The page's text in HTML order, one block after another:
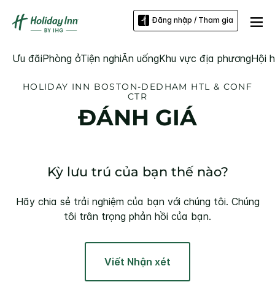
Đăng nhập / Tham gia
Ưu đãiPhòng ởTiện nghiĂn uốngKhu vực địa phươngHội
HOLIDAY INN BOSTON-DEDHAM HTL & CONF
CTR
ĐÁNH GIÁ
Kỳ lưu trú của bạn thế nào?
Hãy chia sẻ trải nghiệm của bạn với chúng tôi. Chúng
tôi trân trọng phản hồi của bạn.
Viết Nhận xét